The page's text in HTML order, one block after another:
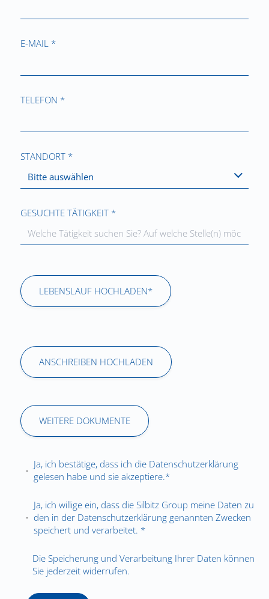
E-MAIL *
TELEFON *
STANDORT *
Bitte auswählen
GESUCHTE TÄTIGKEIT *
LEBENSLAUF HOCHLADEN*
ANSCHREIBEN HOCHLADEN
WEITERE DOKUMENTE
Ja, ich bestätige, dass ich die Datenschutzerklärung
gelesen habe und sie akzeptiere.*
Ja, ich willige ein, dass die Silbitz Group meine Daten zu
den in der Datenschutzerklärunggenannten Zwecken
speichert und verarbeitet. *
Die Speicherung und Verarbeitung Ihrer Daten können
Sie jederzeit widerrufen.